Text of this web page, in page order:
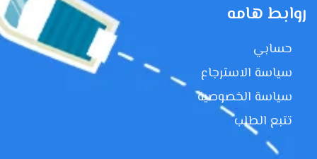
روابط هامه
حسابي
سياسة الاسترجاع
سياسة الخصوصية
تتبع الطلب